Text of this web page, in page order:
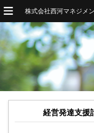
株式会社西河マネジメ
経営発達支